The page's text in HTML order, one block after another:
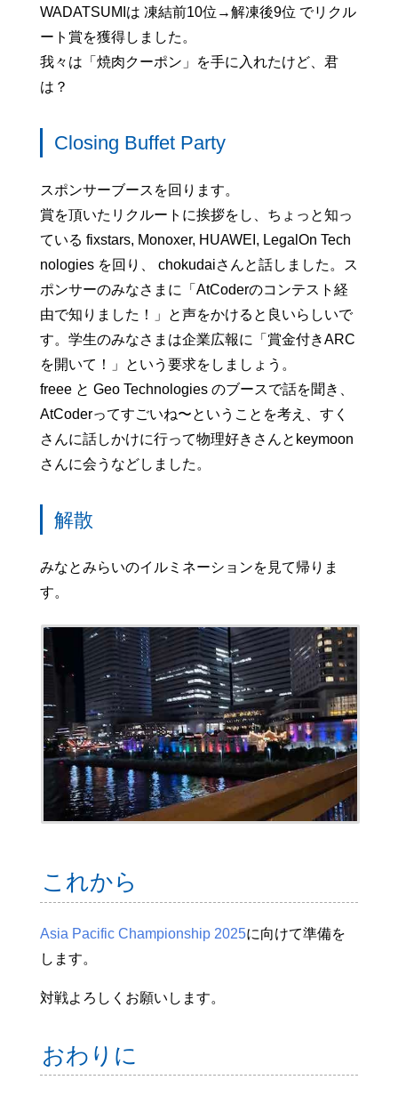
WADATSUMIは 凍結前10位→解凍後9位 でリクル
ート賞を獲得しました。
我々は「焼肉クーポン」を手に入れたけど、君
は？
Closing Buffet Party
スポンサーブースを回ります。
賞を頂いたリクルートに挨拶をし、ちょっと知っ
ている fixstars, Monoxer, HUAWEI, LegalOn Tech
nologies を回り、 chokudaiさんと話しました。ス
ポンサーのみなさまに「AtCoderのコンテスト経
由で知りました！」と声をかけると良いらしいで
す。学生のみなさまは企業広報に「賞金付きARC
を開いて！」という要求をしましょう。
freee と Geo Technologies のブースで話を聞き、
AtCoderってすごいね〜ということを考え、すく
さんに話しかけに行って物理好きさんとkeymoon
さんに会うなどしました。
解散
みなとみらいのイルミネーションを見て帰りま
す。
これから
Asia Pacific Championship 2025に向けて準備を
します。
対戦よろしくお願いします。
おわりに